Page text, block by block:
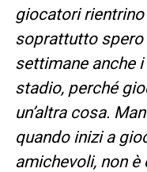
giocatori
soprattutto spero
settimane anche
stadio, perché
un’altra cosa.
quando inizi a
amichevoli, non